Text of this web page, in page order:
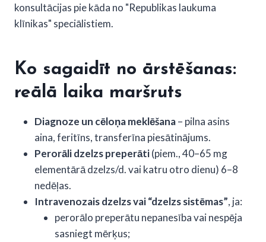
konsultācijas pie kāda no "Republikas laukuma
klīnikas" speciālistiem.
Ko sagaidīt no ārstēšanas:
reālā laika maršruts
Diagnoze un cēloņa meklēšana– pilna asins
aina, feritīns, transferīna piesātinājums.
Perorāli dzelzs preperāti(piem., 40–65 mg
elementārā dzelzs/d. vai katru otro dienu) 6–8
nedēļas.
Intravenozais dzelzs vai “dzelzs sistēmas”, ja:
perorālo preperātu nepanesība vai nespēja
sasniegt mērķus;